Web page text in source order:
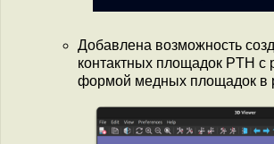
Добавлена возможность
контактных площадок PTH с
формой медных площадок в